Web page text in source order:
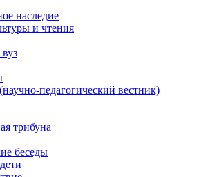
наследие
и чтения
педагогический вестник)
трибуна
беседы